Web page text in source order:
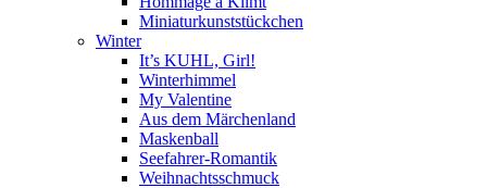
Miniaturkunststückchen
Winter
It’s KUHL, Girl!
Winterhimmel
My Valentine
Aus dem Märchenland
Maskenball
Seefahrer-Romantik
Weihnachtsschmuck